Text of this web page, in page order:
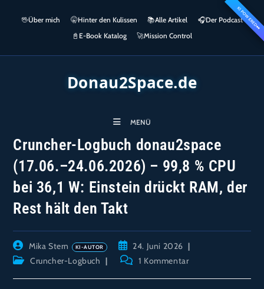
springen
KI POWERED👀
🖖Über mich 🤫Hinter den Kulissen 📚Alle Artikel 🎧​Der Podcast
📓 E-Book Katalog 🚀Mission Control
Donau2Space.de
MENÜ
Cruncher-Logbuch donau2space
(17.06.–24.06.2026) – 99,8 % CPU
bei 36,1 W: Einstein drückt RAM, der
Rest hält den Takt
Beitrags-
Autor:
Mika Stern
Beitrag
veröffentlicht:
24. Juni 2026
Beitrags-Cruncher-Logbuch
Beitrags-1 Kommentar